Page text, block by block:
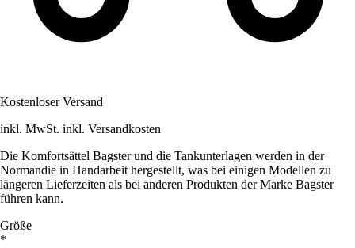
Kostenloser Versand
inkl. MwSt. inkl. Versandkosten
Die Komfortsättel Bagster und die Tankunterlagen werden in der
Normandie in Handarbeit hergestellt, was bei einigen Modellen zu
längeren Lieferzeiten als bei anderen Produkten der Marke Bagster
führen kann.
Größe
*